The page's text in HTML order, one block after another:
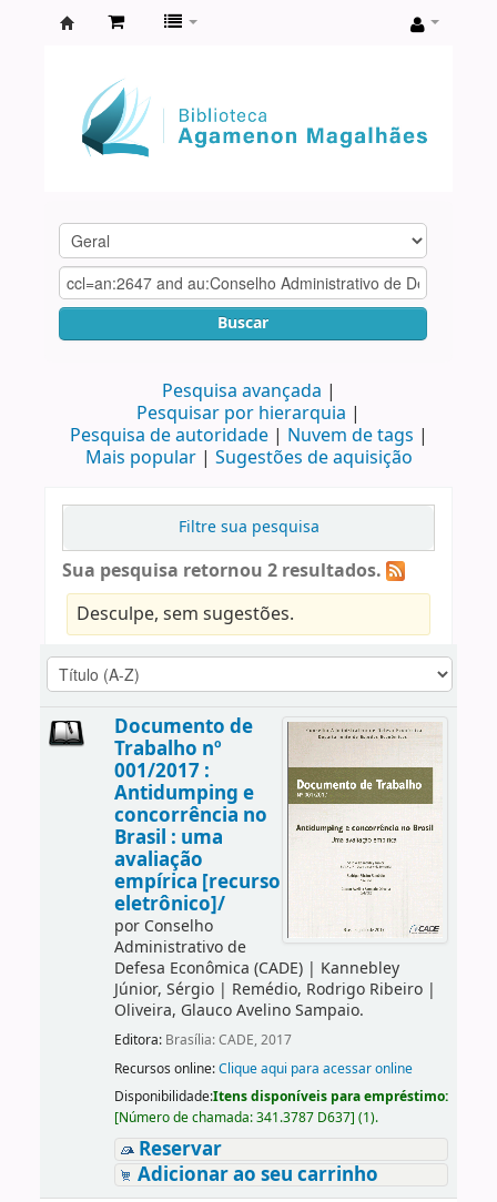
Agamenon
Magalhães
Buscar
Pesquisa avançada
Pesquisar por hierarquia
Pesquisa de autoridade
Nuvem de tags
Mais popular
Sugestões de aquisição
Filtre sua pesquisa
Sua pesquisa retornou 2 resultados.
Desculpe, sem sugestões.
Documento de
Trabalho nº
001/2017 :
Antidumping e
concorrência no
Brasil : uma
avaliação
empírica [recurso
eletrônico]/
por Conselho
Administrativo de
Defesa Econômica (CADE)| Kannebley
Júnior, Sérgio| Remédio, Rodrigo Ribeiro|
Oliveira, Glauco Avelino Sampaio.
Editora: Brasília: CADE, 2017
Recursos online:Clique aqui para acessar online
Disponibilidade:Itens disponíveis para empréstimo:
[Número de chamada:341.3787 D637] (1).
Reservar
Adicionar ao seu carrinho